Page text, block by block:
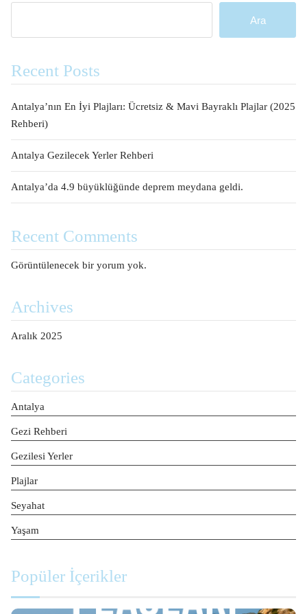
Ara
Recent Posts
Antalya’nın En İyi Plajları: Ücretsiz & Mavi Bayraklı Plajlar (2025
Rehberi)
Antalya Gezilecek Yerler Rehberi
Antalya’da 4.9 büyüklüğünde deprem meydana geldi.
Recent Comments
Görüntülenecek bir yorum yok.
Archives
Aralık 2025
Categories
Antalya
Gezi Rehberi
Gezilesi Yerler
Plajlar
Seyahat
Yaşam
Popüler İçerikler